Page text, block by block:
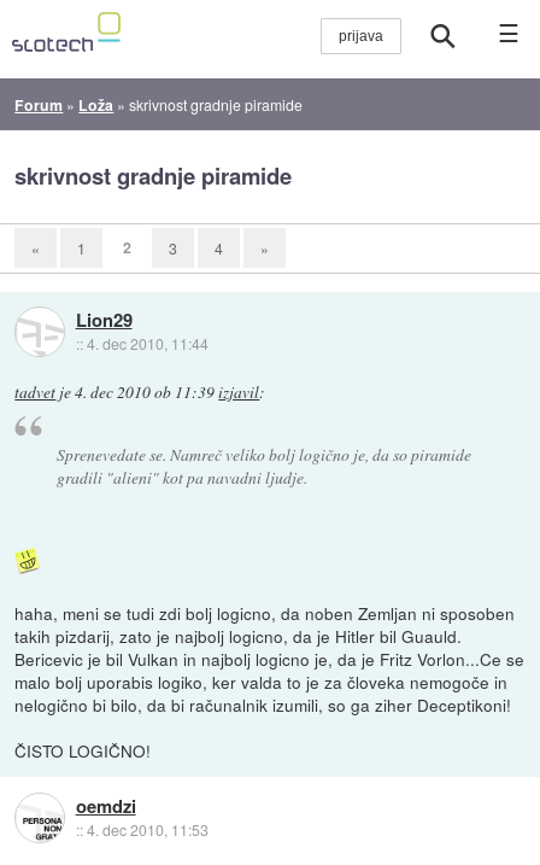
☰
Forum » Loža »skrivnost gradnje piramide
skrivnost gradnje piramide
« 1 2 3 4 »
Lion29
::4. dec 2010, 11:44
tadvet je4. dec 2010 ob 11:39izjavil:
Sprenevedate se. Namreč veliko bolj logično je, da so piramide
gradili "alieni" kot pa navadni ljudje.
haha, meni se tudi zdi bolj logicno, da noben Zemljan ni sposoben
takih pizdarij, zato je najbolj logicno, da je Hitler bil Guauld.
Bericevic je bil Vulkan in najbolj logicno je, da je Fritz Vorlon...Ce se
malo bolj uporabis logiko, ker valda to je za človeka nemogoče in
nelogično bi bilo, da bi računalnik izumili, so ga ziher Deceptikoni!
ČISTO LOGIČNO!
oemdzi
::4. dec 2010, 11:53